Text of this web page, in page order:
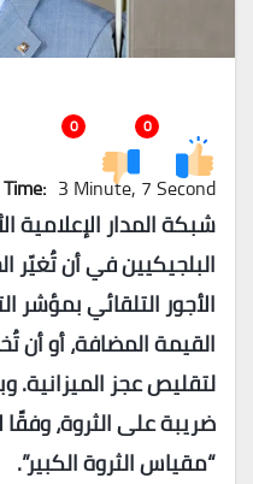
0
0
3 Minute, 7 Second
شبكة المدار الإعلامية
البلجيكيين في أن تُغيّر
الأجور التلقائي بمؤشر
القيمة المضافة، أو أن
لتقليص عجز الميزانية.
ضريبة على الثروة،
“مقياس الثروة الكبير”.